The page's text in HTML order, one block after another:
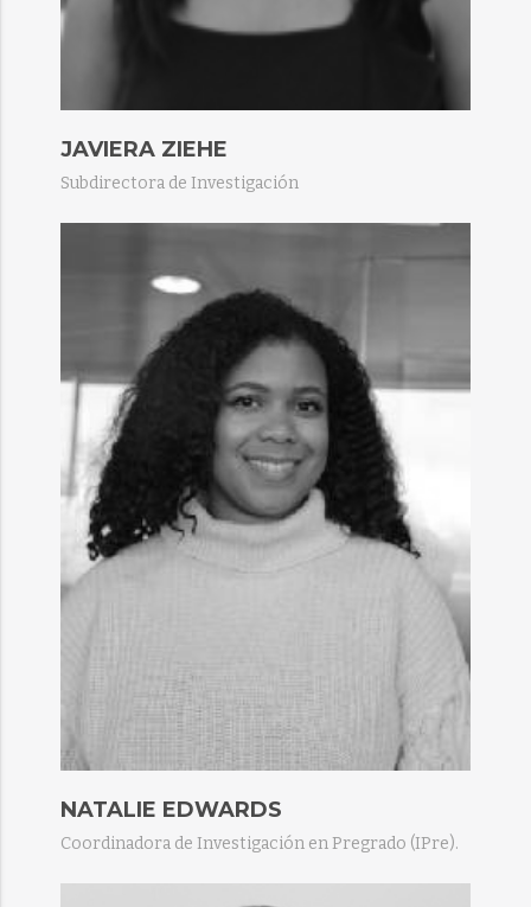
JAVIERA ZIEHE
Subdirectora de Investigación
NATALIE EDWARDS
Coordinadora de Investigación en Pregrado (IPre).